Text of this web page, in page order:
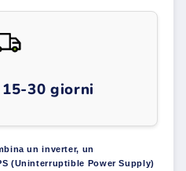
15-30 giorni
un inverter, un
(Uninterruptible Power Supply)